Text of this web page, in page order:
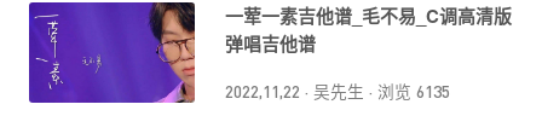
一荤一素吉他谱_毛不易_C调高清版
弹唱吉他谱
2022,11,22 · 吴先生 · 浏览 6135